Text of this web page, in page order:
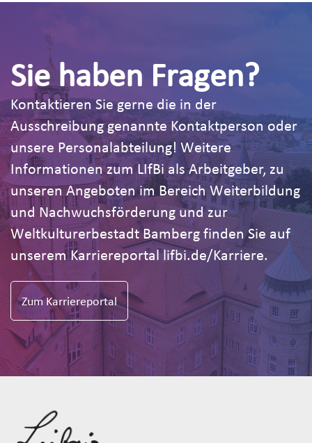
Sie haben Fragen?
Kontaktieren Sie gerne die in der
Ausschreibung genannte Kontaktperson oder
unsere Personalabteilung! Weitere
Informationen zum LIfBi als Arbeitgeber, zu
unseren Angeboten im Bereich Weiterbildung
und Nachwuchsförderung und zur
Weltkulturerbestadt Bamberg finden Sie auf
unserem Karriereportal lifbi.de/Karriere.
Zum Karriereportal